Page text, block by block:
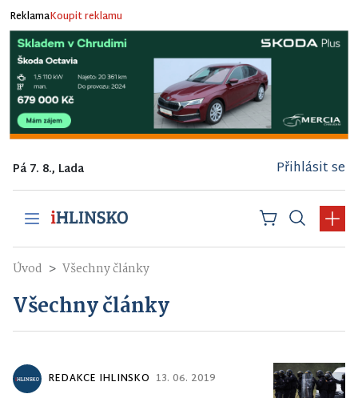
ReklamaKoupit reklamu
Pá 7. 8., Lada Přihlásit se
Úvod Všechny články
Všechny články
REDAKCE IHLINSKO 13. 06. 2019